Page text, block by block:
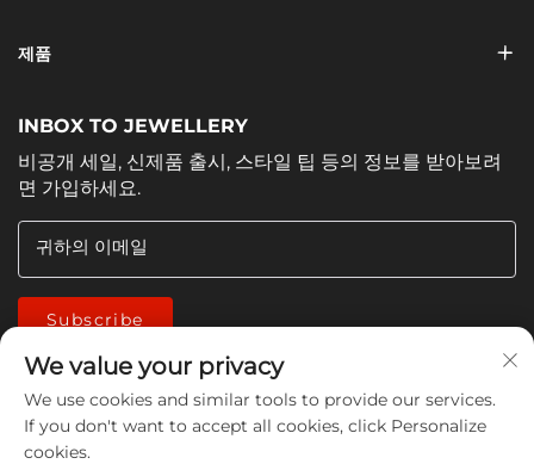
제품
INBOX TO JEWELLERY
비공개 세일, 신제품 출시, 스타일 팁 등의 정보를 받아보려
면 가입하세요.
귀하의 이메일
Subscribe
We value your privacy
We use cookies and similar tools to provide our services.
If you don't want to accept all cookies, click Personalize
cookies.